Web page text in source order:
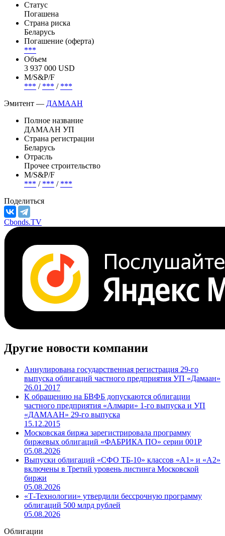
Статус
Погашена
Страна риска
Беларусь
Погашение (оферта)
***
Объем
3 937 000 USD
М/S&P/F
*** / *** / ***
Эмитент — ДАМААН
Полное название
ДАМААН УП
Страна регистрации
Беларусь
Отрасль
Прочее строительство
М/S&P/F
*** / *** / ***
Поделиться
Cbonds.TV
Другие новости компании
Аннулирована государственная регистрация 29-го
выпуска облигаций частного предприятия УП «Дамаан»
26.01.2017
К обращению на БВФБ допускаются облигации
частного предприятия «Алмари» 1-го выпуска и УП
«ДАМААН» 29-го выпуска
15.12.2015
Московская биржа зарегистрировала программу
биржевых облигаций «ФАБРИКА ПО» серии 001Р
05.08.2026
Выпуски облигаций «СФО ТБ-10» классов «А1» и «А2»
включены в Третий уровень листинга Московской
биржи
05.08.2026
«Т-Технологии» утвердили бессрочную программу
облигаций 500 млрд рублей
05.08.2026
Облигации